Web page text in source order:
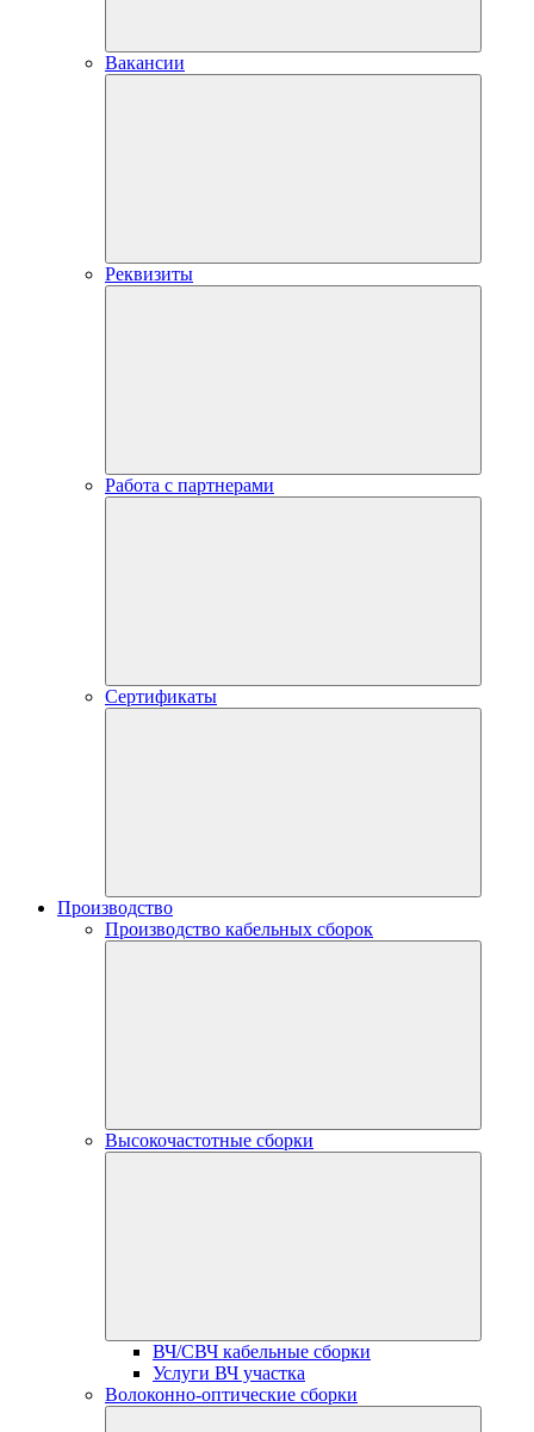
Вакансии
Реквизиты
Работа с партнерами
Сертификаты
Производство
Производство кабельных сборок
Высокочастотные сборки
ВЧ/СВЧ кабельные сборки
Услуги ВЧ участка
Волоконно-оптические сборки